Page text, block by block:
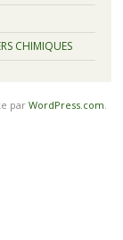
CHIMIQUES
parWordPress.com.